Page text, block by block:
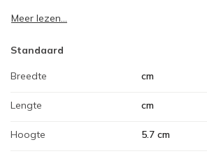
Meer lezen...
Standaard
Breedte cm
Lengte cm
Hoogte 5.7 cm